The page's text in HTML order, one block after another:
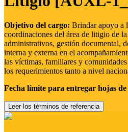
Objetivo del cargo: Brindar apoyo a
coordinaciones del área de litigio de
administrativos, gestión documental,
interna y externa en el
las víctimas, familiares y
los requerimientos tanto a nivel
Fecha límite para entregar hojas
Leer los términos de referencia